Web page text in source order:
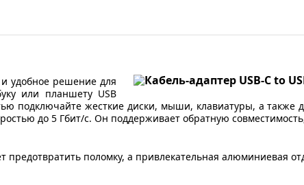
и удобное решение для
или планшету USB
подключайте жесткие диски, мыши, клавиатуры, а также
до 5 Гбит/с. Он поддерживает обратную
предотвратить поломку, а привлекательная алюминиевая